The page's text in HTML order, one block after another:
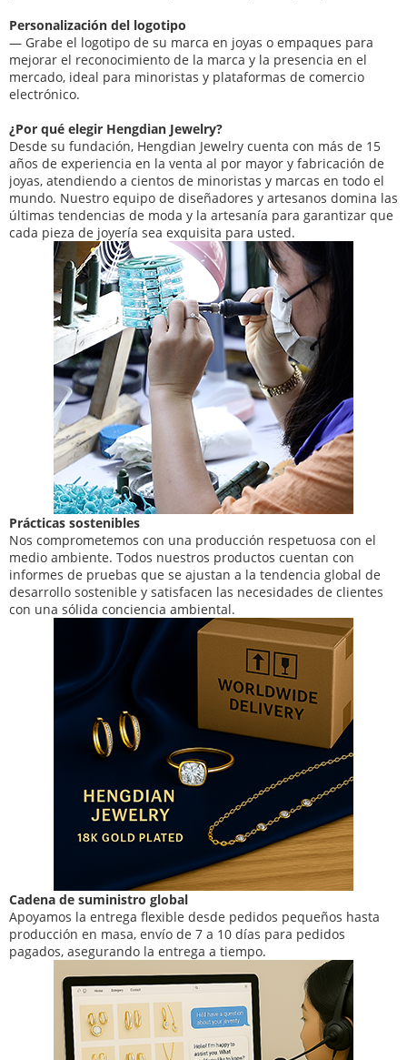
Personalización del logotipo
— Grabe el logotipo de su marca en joyas o empaques para
mejorar el reconocimiento de la marca y la presencia en el
mercado, ideal para minoristas y plataformas de comercio
electrónico.
¿Por qué elegir Hengdian Jewelry?
Desde su fundación, Hengdian Jewelry cuenta con más de 15
años de experiencia en la venta al por mayor y fabricación de
joyas, atendiendo a cientos de minoristas y marcas en todo el
mundo. Nuestro equipo de diseñadores y artesanos domina las
últimas tendencias de moda y la artesanía para garantizar que
cada pieza de joyería sea exquisita para usted.
Prácticas sostenibles
Nos comprometemos con una producción respetuosa con el
medio ambiente. Todos nuestros productos cuentan con
informes de pruebas que se ajustan a la tendencia global de
desarrollo sostenible y satisfacen las necesidades de clientes
con una sólida conciencia ambiental.
Cadena de suministro global
Apoyamos la entrega flexible desde pedidos pequeños hasta
producción en masa, envío de 7 a 10 días para pedidos
pagados, asegurando la entrega a tiempo.